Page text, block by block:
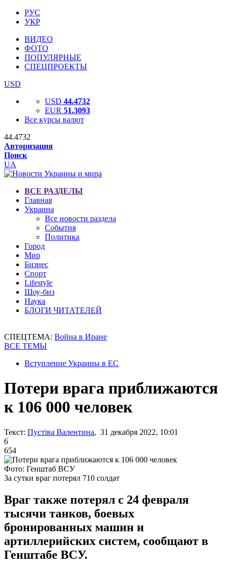
РУС
УКР
ВИДЕО
ФОТО
ПОПУЛЯРНЫЕ
СПЕЦПРОЕКТЫ
USD
USD 44.4732
EUR 51.3093
Все курсы валют
44.4732
Авторизация
Поиск
UA
ВСЕ РАЗДЕЛЫ
Главная
Украина
Все новости раздела
События
Политика
Город
Мир
Бизнес
Спорт
Lifestyle
Шоу-биз
Наука
БЛОГИ ЧИТАТЕЛЕЙ
СПЕЦТЕМА: Война в Иране
ВСЕ ТЕМЫ
Вступление Украины в ЕС
Потери врага приближаются
к 106 000 человек
Текст: Пустіва Валентина, 31 декабря 2022, 10:01
6
654
Фото: Генштаб ВСУ
За сутки враг потерял 710 солдат
Враг также потерял с 24 февраля
тысячи танков, боевых
бронированных машин и
артиллерийских систем, сообщают в
Генштабе ВСУ.